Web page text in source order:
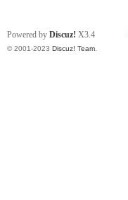
Powered by Discuz! X3.4
© 2001-2023 Discuz! Team.